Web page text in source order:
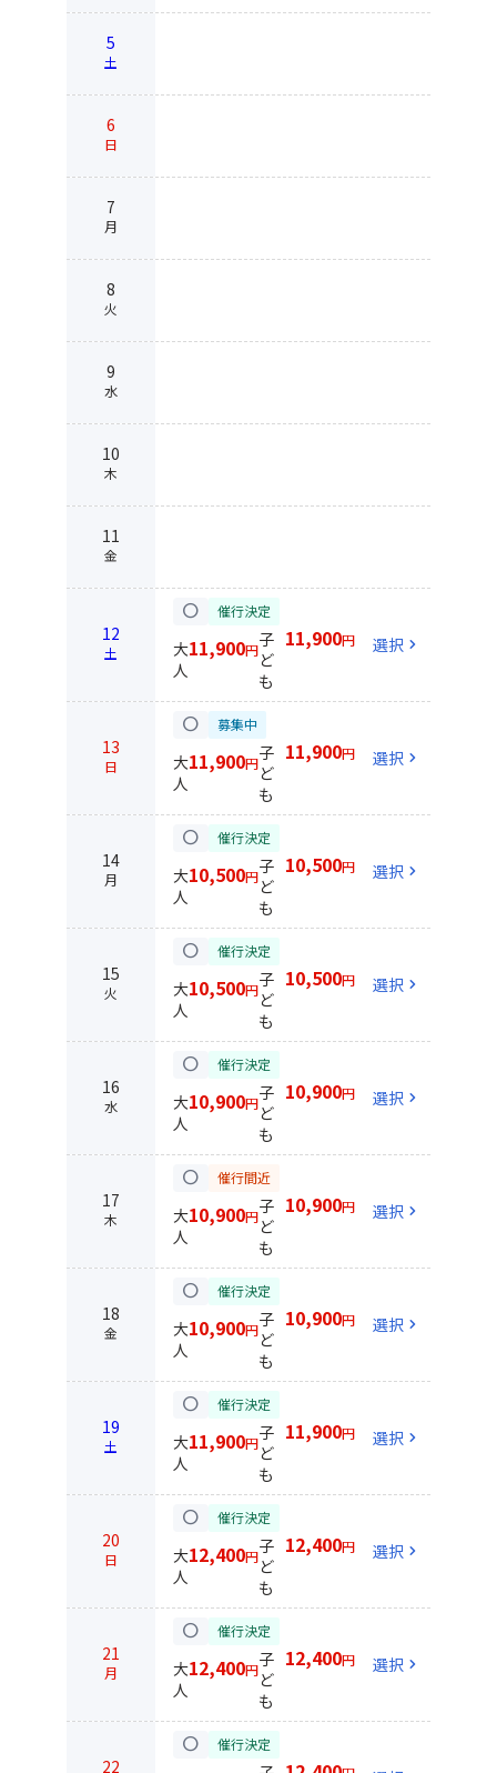
5
土
6
日
7
月
8
火
9
水
10
木
11
金
12
土
circle 催行決定
大
人
11,900円子
ど
も
11,900円 選択 chevron_right
13
日
circle 募集中
大
人
11,900円子
ど
も
11,900円 選択 chevron_right
14
月
circle 催行決定
大
人
10,500円子
ど
も
10,500円 選択 chevron_right
15
火
circle 催行決定
大
人
10,500円子
ど
も
10,500円 選択 chevron_right
16
水
circle 催行決定
大
人
10,900円子
ど
も
10,900円 選択 chevron_right
17
木
circle 催行間近
大
人
10,900円子
ど
も
10,900円 選択 chevron_right
18
金
circle 催行決定
大
人
10,900円子
ど
も
10,900円 選択 chevron_right
19
土
circle 催行決定
大
人
11,900円子
ど
も
11,900円 選択 chevron_right
20
日
circle 催行決定
大
人
12,400円子
ど
も
12,400円 選択 chevron_right
21
月
circle 催行決定
大
人
12,400円子
ど
も
12,400円 選択 chevron_right
22
circle 催行決定